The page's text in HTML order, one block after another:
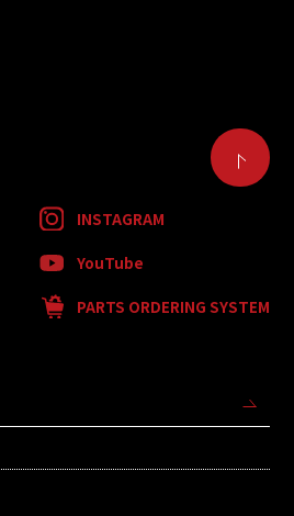
INSTAGRAM
YouTube
PARTS ORDERING SYSTEM